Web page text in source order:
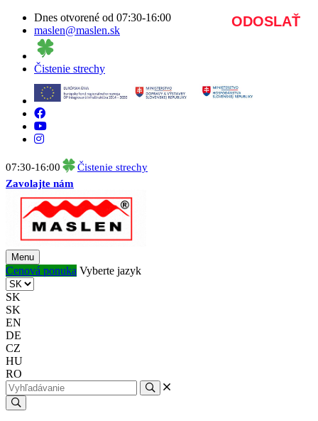
Dnes otvorené od 07:30-16:00
maslen@maslen.sk
Čistenie strechy
07:30-16:00
Čistenie strechy
Zavolajte nám
Menu
Cenová ponuka Vyberte jazyk
SK
SK
EN
DE
CZ
HU
RO